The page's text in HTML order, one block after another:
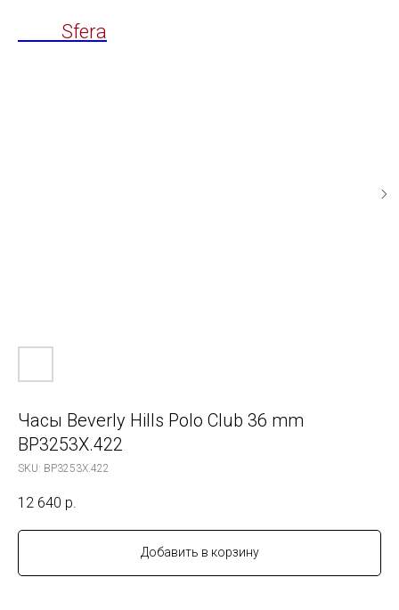
Sfera
Часы Beverly Hills Polo Club 36 mm
BP3253X.422
SKU: BP3253X.422
12 640 р.
Добавить в корзину